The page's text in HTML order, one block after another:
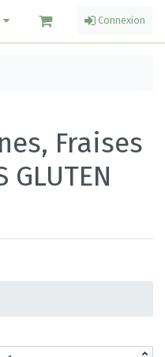
Connexion
Fraises
GLUTEN